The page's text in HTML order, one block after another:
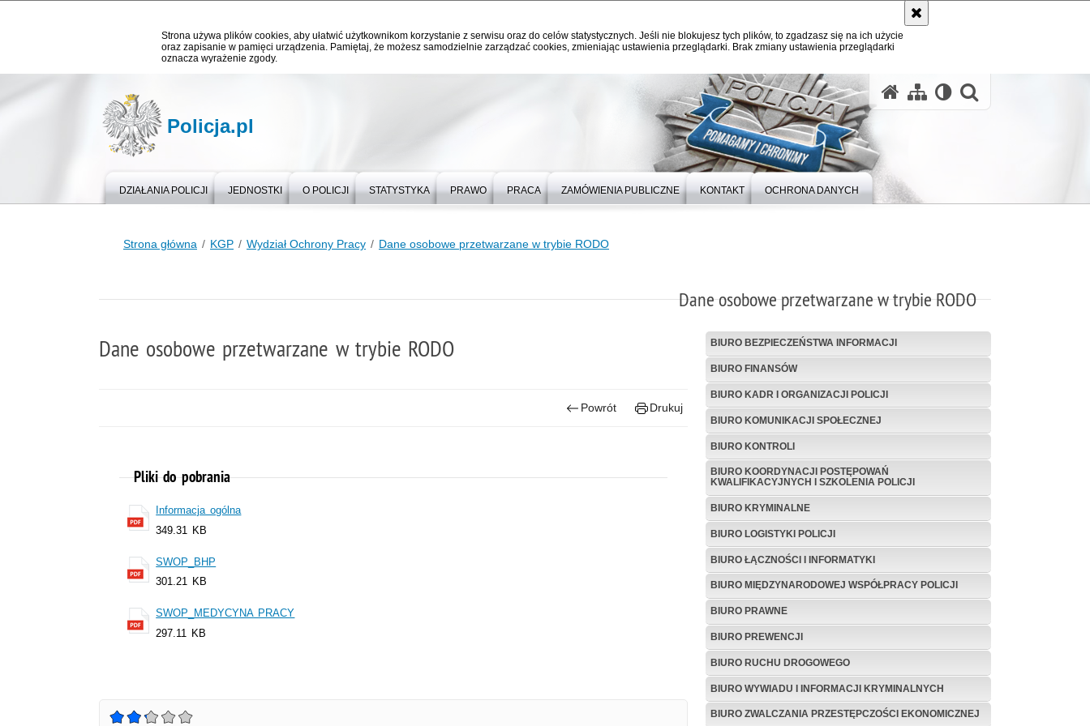
Strona używa plików cookies, aby ułatwić użytkownikom korzystanie z serwisu oraz do celów statystycznych. Jeśli nie blokujesz tych plików, to zgadzasz się na ich użycie
oraz zapisanie w pamięci urządzenia. Pamiętaj, że możesz samodzielnie zarządzać cookies, zmieniając ustawienia przeglądarki. Brak zmiany ustawienia przeglądarki
oznacza wyrażenie zgody.
Policja.pl
DZIAŁANIA POLICJI JEDNOSTKI O POLICJI STATYSTYKA PRAWO PRACA ZAMÓWIENIA PUBLICZNE KONTAKT OCHRONA DANYCH
Strona główna KGP Wydział Ochrony Pracy Dane osobowe przetwarzane w trybie RODO
Dane osobowe przetwarzane w trybie RODO
Dane osobowe przetwarzane w trybie RODO
Powrót Drukuj
Pliki do pobrania
Informacja ogólna
349.31 KB
SWOP_BHP
301.21 KB
SWOP_MEDYCYNA PRACY
297.11 KB
BIURO BEZPIECZEŃSTWA INFORMACJI
BIURO FINANSÓW
BIURO KADR I ORGANIZACJI POLICJI
BIURO KOMUNIKACJI SPOŁECZNEJ
BIURO KONTROLI
BIURO KOORDYNACJI POSTĘPOWAŃ
KWALIFIKACYJNYCH I SZKOLENIA POLICJI
BIURO KRYMINALNE
BIURO LOGISTYKI POLICJI
BIURO ŁĄCZNOŚCI I INFORMATYKI
BIURO MIĘDZYNARODOWEJ WSPÓŁPRACY POLICJI
BIURO PRAWNE
BIURO PREWENCJI
BIURO RUCHU DROGOWEGO
BIURO WYWIADU I INFORMACJI KRYMINALNYCH
BIURO ZWALCZANIA PRZESTĘPCZOŚCI EKONOMICZNEJ